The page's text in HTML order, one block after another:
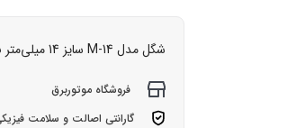
شگل مدل M-14 سایز 14 میلی‌متر بسته 4 عددی
فروشگاه موتوربرق
گارانتی اصالت و سلامت